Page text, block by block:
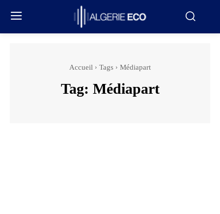
Accueil Tags Médiapart
Tag: Médiapart